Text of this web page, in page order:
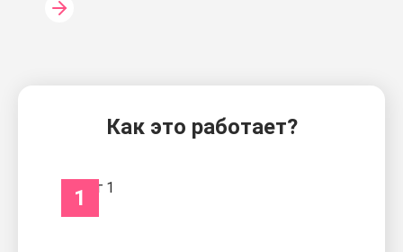
Как это работает?
1